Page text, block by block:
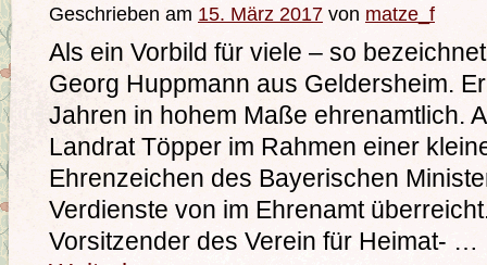
Geschrieben am 15. März 2017 von matze_f
Als ein Vorbild für viele – so
Georg Huppmann aus Geldersheim.
Jahren in hohem Maße ehrenamtlich.
Landrat Töpper im Rahmen einer
Ehrenzeichen des Bayerischen
Verdienste von im Ehrenamt
Vorsitzender des Verein für Heimat- …